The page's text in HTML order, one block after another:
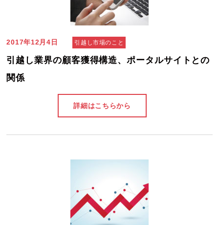
2017年12月4日 引越し市場のこと
引越し業界の顧客獲得構造、ポータルサイトとの
関係
詳細はこちらから